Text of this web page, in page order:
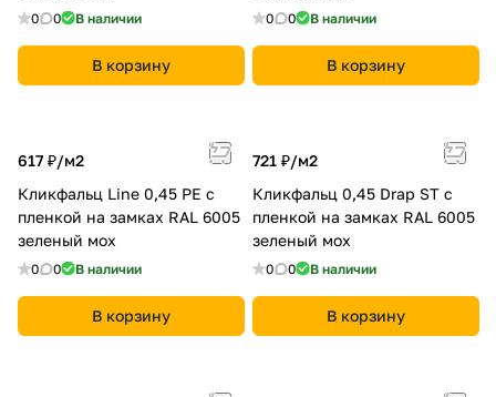
0 0 В наличии
В корзину
0 0 В наличии
В корзину
617 ₽/м2
Кликфальц Line 0,45 PE с
пленкой на замках RAL 6005
зеленый мох
0 0 В наличии
В корзину
721 ₽/м2
Кликфальц 0,45 Drap ST с
пленкой на замках RAL 6005
зеленый мох
0 0 В наличии
В корзину